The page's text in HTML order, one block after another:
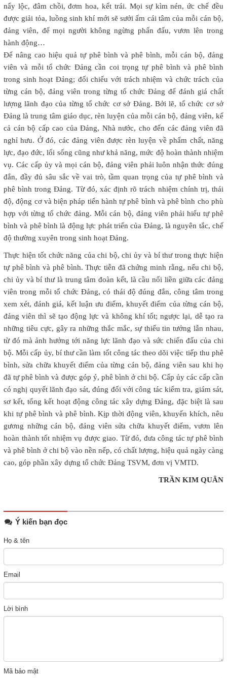
nẩy lộc, đâm chồi, đơm hoa, kết trái. Mọi sự kìm nén, ức chế đều
được giải tỏa, luồng sinh khí mới sẽ sưởi ấm cái tâm của mỗi cán bộ,
đảng viên, để mọi người không ngừng phấn đấu, vươn lên trong
hành động…
Để nâng cao hiệu quả tự phê bình và phê bình, mỗi cán bộ, đảng
viên và mỗi tổ chức Đảng cần coi trọng tự phê bình và phê bình
trong sinh hoạt Đảng; đối chiếu với trách nhiệm và chức trách của
từng cán bộ, đảng viên trong từng tổ chức Đảng để đánh giá chất
lượng lãnh đạo của từng tổ chức cơ sở Đảng. Bởi lẽ, tổ chức cơ sở
Đảng là trung tâm giáo dục, rèn luyện của mỗi cán bộ, đảng viên, kể
cả cán bộ cấp cao của Đảng, Nhà nước, cho đến các đảng viên đã
nghỉ hưu. Ở đó, các đảng viên được rèn luyện về phẩm chất, năng
lực, đạo đức, lối sống cũng như khả năng, mức độ hoàn thành nhiệm
vụ. Các cấp ủy và mọi cán bộ, đảng viên phải luôn nhận thức đúng
đắn, đầy đủ sâu sắc về vai trò, tầm quan trọng của tự phê bình và
phê bình trong Đảng. Từ đó, xác định rõ trách nhiệm chính trị, thái
độ, động cơ và biện pháp tiến hành tự phê bình và phê bình cho phù
hợp với từng tổ chức đảng. Mỗi cán bộ, đảng viên phải hiểu tự phê
bình và phê bình là động lực phát triển của Đảng, là nguyên tắc, chế
độ thường xuyên trong sinh hoạt Đảng.
Thực hiện tốt chức năng của chi bộ, chi ủy và bí thư trong thực hiện
tự phê bình và phê bình. Thực tiễn đã chứng minh rằng, nếu chi bộ,
chi ủy và bí thư là trung tâm đoàn kết, là cầu nối liền giữa các đảng
viên trong mỗi tổ chức Đảng, có thái độ đúng đắn, công tâm trong
xem xét, đánh giá, kết luận ưu điểm, khuyết điểm của từng cán bộ,
đảng viên thì sẽ tạo động lực và không khí tốt; ngược lại, dễ tạo ra
những tiêu cực, gây ra những thắc mắc, sự thiếu tin tưởng lẫn nhau,
từ đó mà ảnh hưởng tới năng lực lãnh đạo và sức chiến đấu của chi
bộ. Mỗi cấp ủy, bí thư cần làm tốt công tác theo dõi việc tiếp thu phê
bình, sửa chữa khuyết điểm của từng cán bộ, đảng viên sau khi họ
đã tự phê bình và được góp ý, phê bình ở chi bộ. Cấp ủy các cấp cần
có nghị quyết lãnh đạo sát, đúng đối với công tác kiểm tra, giám sát,
sơ kết, tổng kết hoạt động công tác xây dựng Đảng, đặc biệt là sau
khi tự phê bình và phê bình. Kịp thời động viên, khuyến khích, nêu
gương những cán bộ, đảng viên sửa chữa khuyết điểm, vươn lên
hoàn thành tốt nhiệm vụ được giao. Từ đó, đưa công tác tự phê bình
và phê bình ở chi bộ vào nền nếp, có chất lượng, hiệu quả ngày càng
cao, góp phần xây dựng tổ chức Đảng TSVM, đơn vị VMTD.
TRẦN KIM QUÂN
Ý kiến bạn đọc
Họ & tên
Email
Lời bình
Mã bảo mật